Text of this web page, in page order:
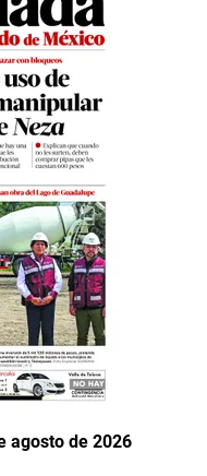
agosto de 2026